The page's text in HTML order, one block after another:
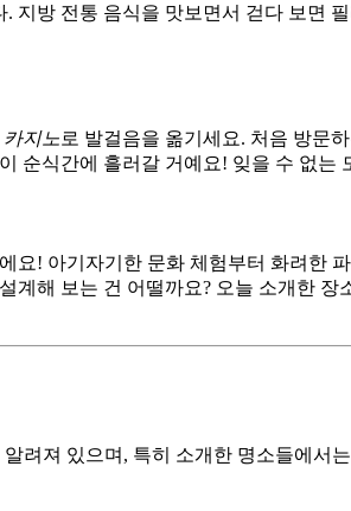
지방 전통 음식을 맛보면서 걷다 보면
지노로 발걸음을 옮기세요. 처음 방문
순식간에 흘러갈 거예요! 잊을 수 없는
요! 아기자기한 문화 체험부터 화려한
계해 보는 건 어떨까요? 오늘 소개한
려져 있으며, 특히 소개한 명소들에서